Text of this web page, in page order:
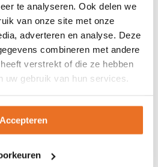
te analyseren. Ook delen we
van onze site met onze
adverteren en analyse. Deze
combineren met andere
verstrekt of die ze hebben
uw gebruik van hun services.
Accepteren
voor eiwitrijk
kost je lichaam
is er veel gezond lekker
maaltijden te maken.
kort. Je profiteert en